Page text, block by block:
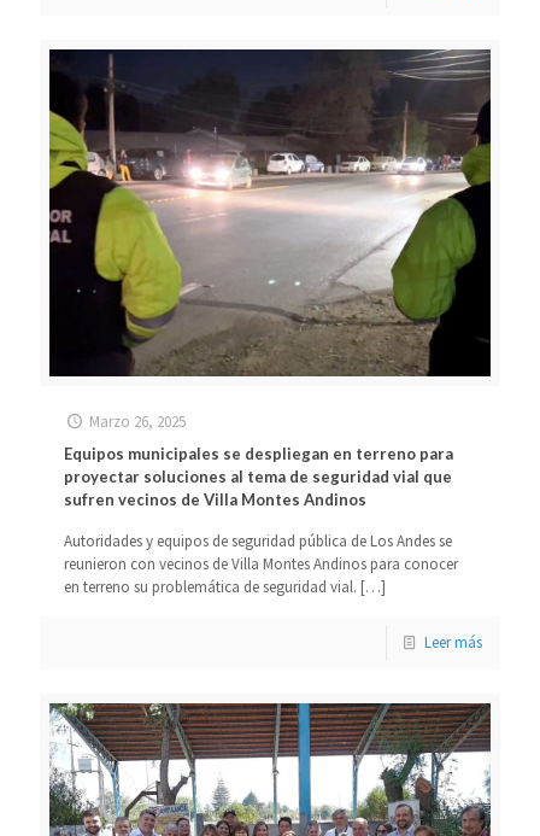
Marzo 26, 2025
Equipos municipales se despliegan en terreno para
proyectar soluciones al tema de seguridad vial que
sufren vecinos de Villa Montes Andinos
Autoridades y equipos de seguridad pública de Los Andes se
reunieron con vecinos de Villa Montes Andinos para conocer
en terreno su problemática de seguridad vial. […]
Leer más